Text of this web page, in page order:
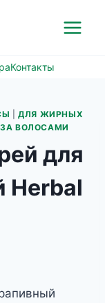
Контакты
|ДЛЯ ЖИРНЫХ
ВОЛОСАМИ
для
Herbal